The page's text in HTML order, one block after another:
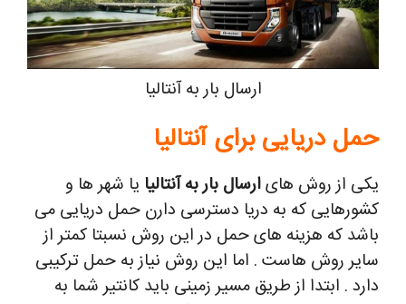
ارسال بار به آنتالیا
حمل دریایی برای آنتالیا
یکی از روش هایارسال بار به آنتالیا یا شهر ها و
کشورهایی که به دریا دسترسی دارن حمل دریایی می
باشد که هزینه های حمل در این روش نسبتا کمتر از
سایر روش هاست . اما این روش نیاز به حمل ترکیبی
دارد . ابتدا از طریق مسیر زمینی باید کانتیر شما به